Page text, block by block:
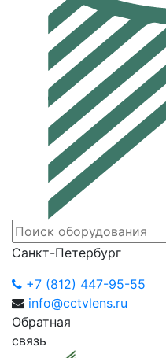
Санкт-Петербург
+7 (812) 447-95-55
info@cctvlens.ru
Обратная
связь